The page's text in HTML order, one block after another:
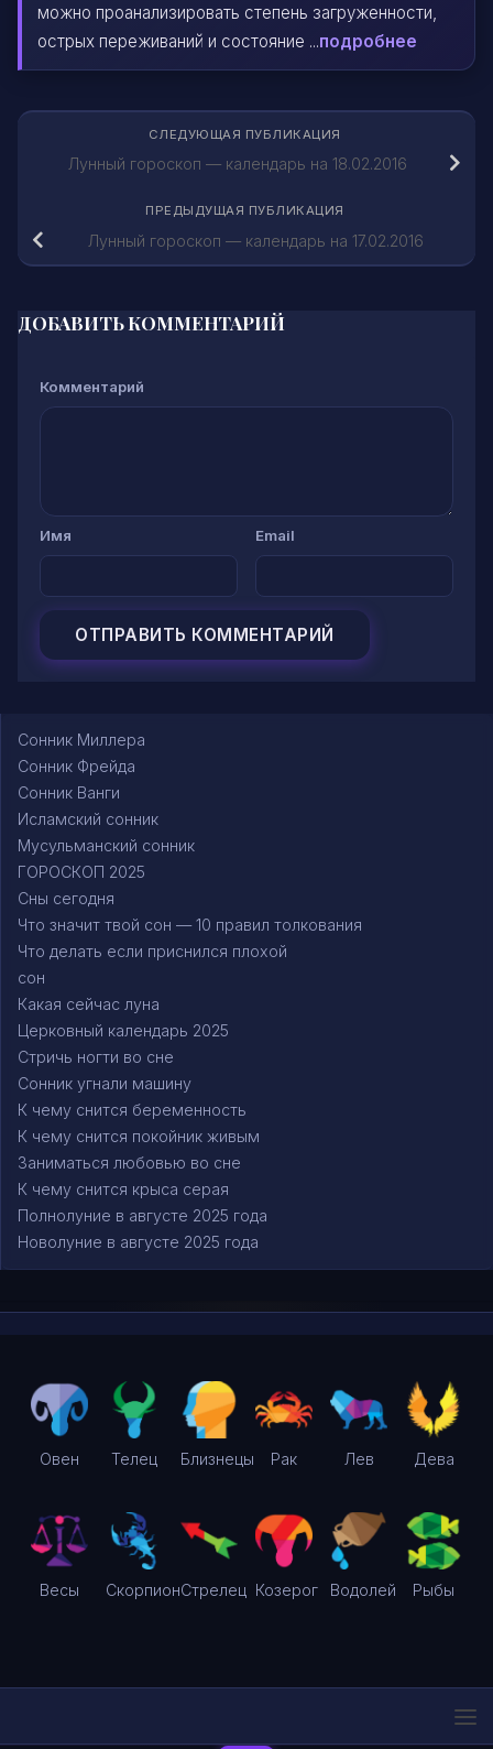
можно проанализировать степень загруженности,
острых переживаний и состояние ...подробнее
СЛЕДУЮЩАЯ ПУБЛИКАЦИЯ
Лунный гороскоп — календарь на 18.02.2016
ПРЕДЫДУЩАЯ ПУБЛИКАЦИЯ
Лунный гороскоп — календарь на 17.02.2016
ДОБАВИТЬ КОММЕНТАРИЙ
Комментарий
Имя Email
Сонник Миллера
Сонник Фрейда
Сонник Ванги
Исламский сонник
Мусульманский сонник
ГОРОСКОП 2025
Сны сегодня
Что значит твой сон — 10 правил толкования
Что делать если приснился плохой
сон
Какая сейчас луна
Церковный календарь 2025
Стричь ногти во сне
Сонник угнали машину
К чему снится беременность
К чему снится покойник живым
Заниматься любовью во сне
К чему снится крыса серая
Полнолуние в августе 2025 года
Новолуние в августе 2025 года
Овен Телец Близнецы Рак Лев Дева
Весы СкорпионСтрелец Козерог Водолей Рыбы